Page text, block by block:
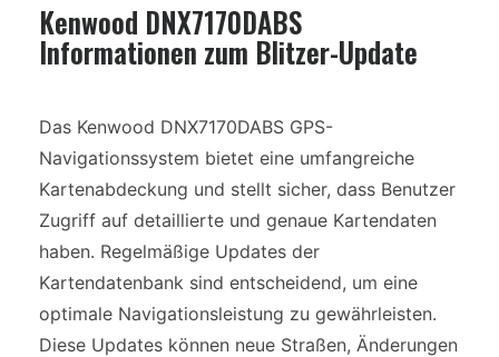
Kenwood DNX7170DABS
Informationen zum Blitzer-Update
Das Kenwood DNX7170DABS GPS-
Navigationssystem bietet eine umfangreiche
Kartenabdeckung und stellt sicher, dass Benutzer
Zugriff auf detaillierte und genaue Kartendaten
haben. Regelmäßige Updates der
Kartendatenbank sind entscheidend, um eine
optimale Navigationsleistung zu gewährleisten.
Diese Updates können neue Straßen, Änderungen